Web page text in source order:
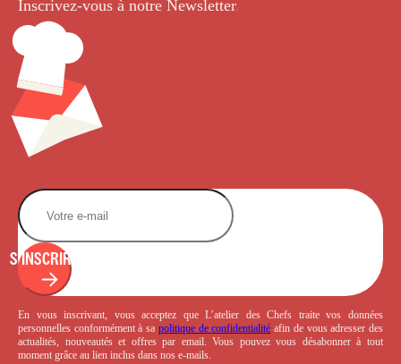
Inscrivez-vous à notre Newsletter.
S'INSCRIRE
En vous inscrivant, vous acceptez que L’atelier des Chefs traite vos données
personnelles conformément à sa politique de confidentialité afin de vous adresser des
actualités, nouveautés et offres par email. Vous pouvez vous désabonner à tout
moment grâce au lien inclus dans nos e-mails.